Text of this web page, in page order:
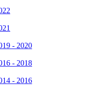
- 2020
- 2018
- 2016